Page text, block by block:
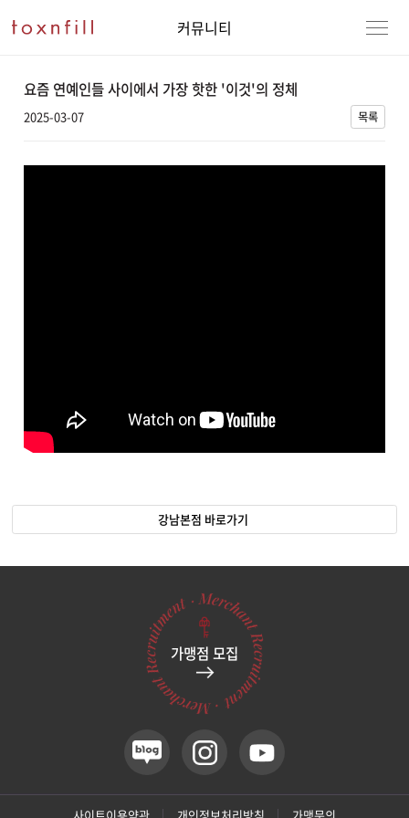
커뮤니티
요즘 연예인들 사이에서 가장 핫한 '이것'의 정체
2025-03-07 목록
강남본점 바로가기
가맹점 모집